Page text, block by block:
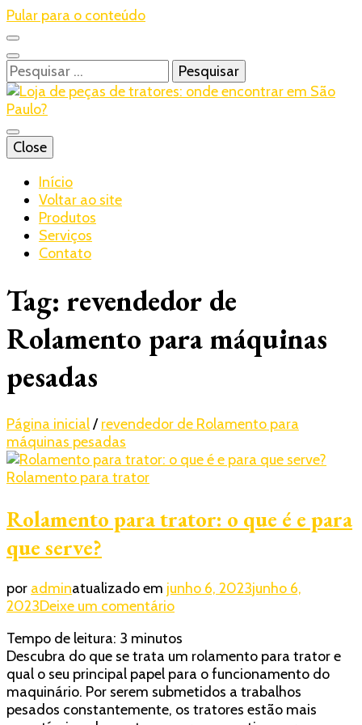
Pular para o conteúdo
Pesquisar
por:
Realtrac
Blog – Realtrac
Close
Início
Voltar ao site
Produtos
Serviços
Contato
Tag: revendedor de
Rolamento para máquinas
pesadas
Página inicial/ revendedor de Rolamento para
máquinas pesadas
Rolamento para trator
Rolamento para trator: o que é e para
que serve?
por adminatualizado em junho 6, 2023junho 6,
2023Deixe um comentárioem
para
trator:
o
que
é
Tempo de leitura: 3 minutos
Descubra do que se trata um rolamento para trator e
qual o seu principal papel para o funcionamento do
maquinário. Por serem submetidos a trabalhos
pesados constantemente, os tratores estão mais